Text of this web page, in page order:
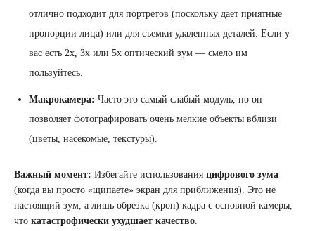
отлично подходит для портретов (поскольку дает приятные
пропорции лица) или для съемки удаленных деталей. Если у
вас есть 2х, 3х или 5х оптический зум — смело им
пользуйтесь.
Макрокамера: Часто это самый слабый модуль, но он
позволяет фотографировать очень мелкие объекты вблизи
(цветы, насекомые, текстуры).
Важный момент: Избегайте использования цифрового зума
(когда вы просто «щипаете» экран для приближения). Это не
настоящий зум, а лишь обрезка (кроп) кадра с основной камеры,
что катастрофически ухудшает качество